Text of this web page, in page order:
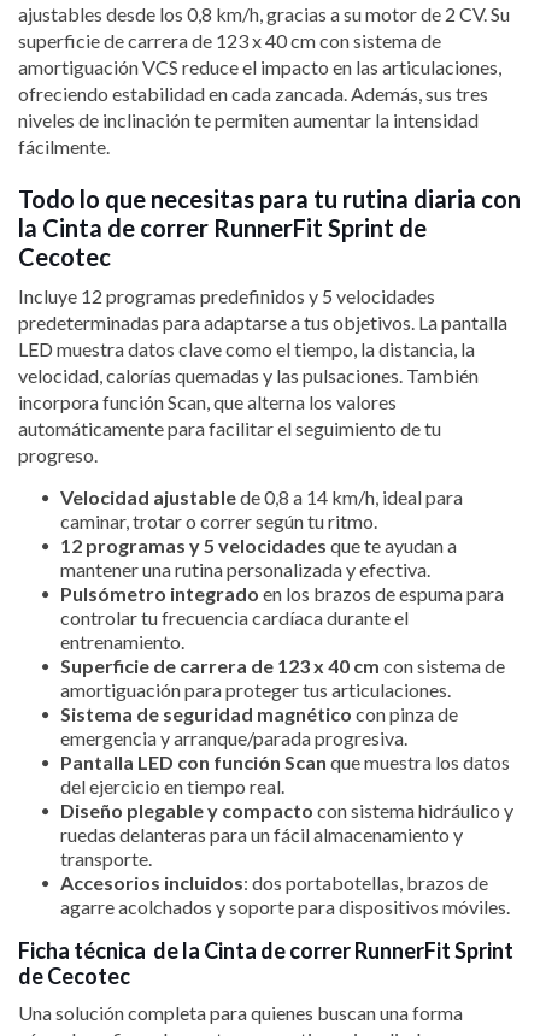
ajustables desde los 0,8 km/h, gracias a su motor de 2 CV. Su
superficie de carrera de 123 x 40 cm con sistema de
amortiguación VCS reduce el impacto en las articulaciones,
ofreciendo estabilidad en cada zancada. Además, sus tres
niveles de inclinación te permiten aumentar la intensidad
fácilmente.
Todo lo que necesitas para tu rutina diaria con
la Cinta de correr RunnerFit Sprint de
Cecotec
Incluye 12 programas predefinidos y 5 velocidades
predeterminadas para adaptarse a tus objetivos. La pantalla
LED muestra datos clave como el tiempo, la distancia, la
velocidad, calorías quemadas y las pulsaciones. También
incorpora función Scan, que alterna los valores
automáticamente para facilitar el seguimiento de tu
progreso.
Velocidad ajustablede 0,8 a 14 km/h, ideal para
caminar, trotar o correr según tu ritmo.
12 programas y 5 velocidades que te ayudan a
mantener una rutina personalizada y efectiva.
Pulsómetro integrado en los brazos de espuma para
controlar tu frecuencia cardíaca durante el
entrenamiento.
Superficie de carrera de 123 x 40 cm con sistema de
amortiguación para proteger tus articulaciones.
Sistema de seguridad magnético con pinza de
emergencia y arranque/parada progresiva.
Pantalla LED con función Scan que muestra los datos
del ejercicio en tiempo real.
Diseño plegable y compacto con sistema hidráulico y
ruedas delanteras para un fácil almacenamiento y
transporte.
Accesorios incluidos: dos portabotellas, brazos de
agarre acolchados y soporte para dispositivos móviles.
Ficha técnica de la Cinta de correr RunnerFit Sprint
de Cecotec
Una solución completa para quienes buscan una forma